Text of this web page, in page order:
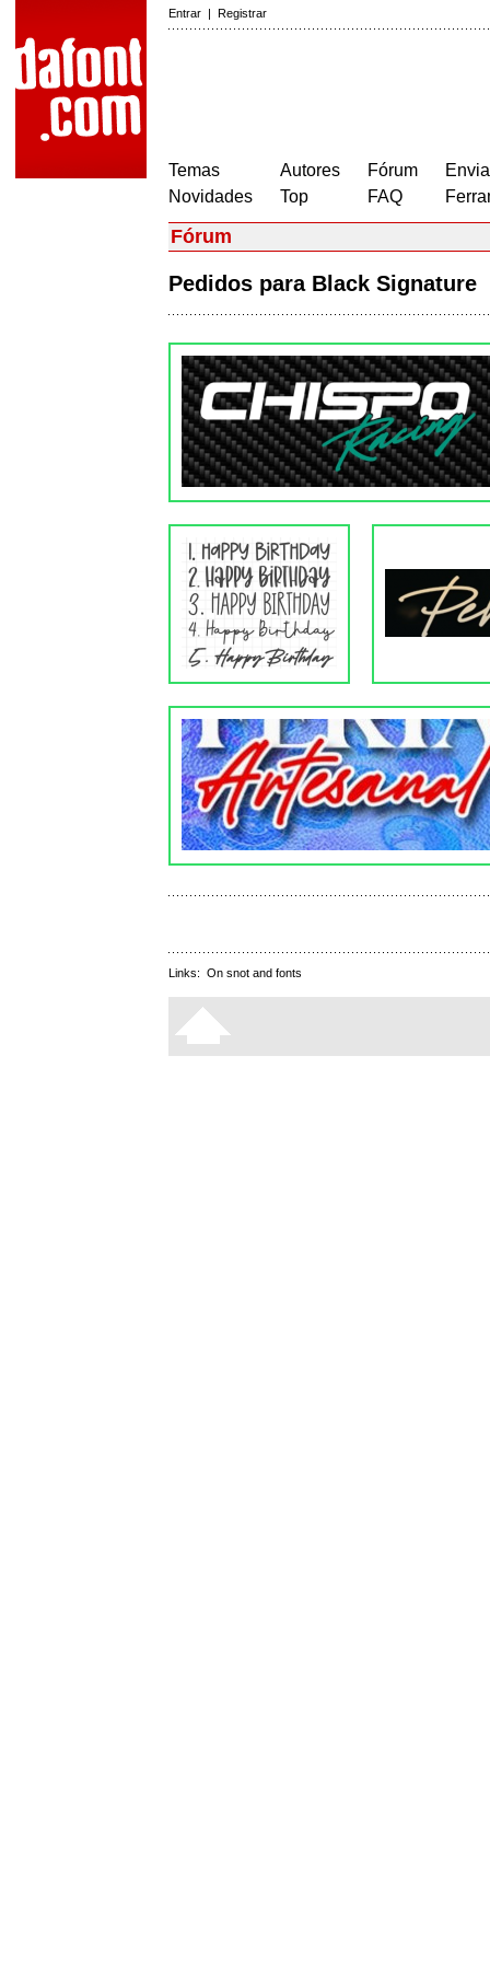
Entrar | Registrar
Temas
Novidades
Autores
Top
Fórum
FAQ
Fórum
Pedidos para Black Signature
Links: On snot and fonts